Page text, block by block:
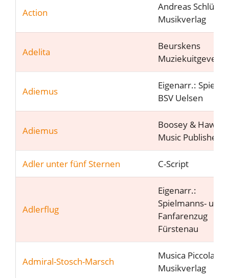
Action
Andreas Schlüter
Musikverlag
Adelita
Beurskens
Muziekuitgeveij
Adiemus
Eigenarr.:
BSV Uelsen
Adiemus
Boosey &
Music Publishers
Adler unter fünf Sternen C-Script
Adlerflug
Eigenarr.:
Spielmanns- und
Fanfarenzug
Fürstenau
Admiral-Stosch-Marsch
Musica Piccola
Musikverlag